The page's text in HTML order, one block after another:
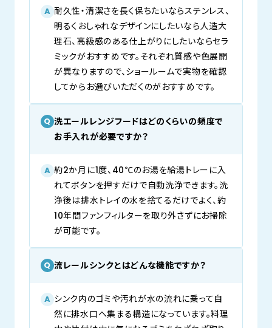
A 耐久性・清潔さを長く保ちたいならステンレス、
明るくおしゃれなデザインにしたいなら人造大
理石、高級感のある仕上がりにしたいならセラ
ミックがおすすめです。それぞれ質感や色展開
が異なりますので、ショールームで実物を確認
してからお選びいただくのがおすすめです。
Q 洗エールレンジフードはどのくらいの頻度で
お手入れが必要ですか？
A 約2か月に1度、40℃のお湯を給湯トレーに入
れてボタンを押すだけで自動洗浄できます。洗
浄後は排水トレイの水を捨てるだけでよく、約
10年間ファンフィルターを取り外さずにお掃除
が可能です。
Q 流レールシンクとはどんな機能ですか？
A シンク内のゴミや汚れが水の流れに乗って自
然に排水口へ集まる構造になっています。料理